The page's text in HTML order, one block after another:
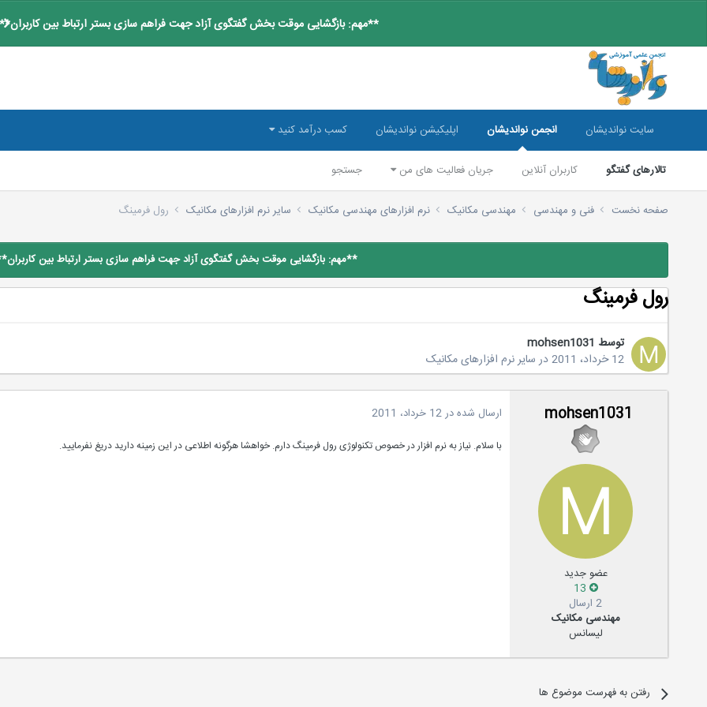
**مهم: بازگشایی موقت بخش گفتگوی آزاد جهت فراهم سازی بستر ارتباط بین کاربران**
سایت نواندیشان انجمن نواندیشان
تالارهای گفتگو کاربران آنلاین جریان فعالیت های من جستجو
اپلیکیشن نواندیشان کسب درآمد کنید
صفحه نخست فنی و مهندسی مهندسی مکانیک نرم افزارهای مهندسی مکانیک سایر نرم افزارهای مکانیک رول فرمینگ
**مهم: بازگشایی موقت بخش گفتگوی آزاد جهت فراهم سازی بستر ارتباط بین
رول فرمینگ
توسط mohsen1031
12 خرداد، 2011
درسایر نرم افزارهای مکانیک
mohsen1031
عضو جدید
2 ارسال
مهندسی مکانیک
لیسانس
ارسال شده در12 خرداد، 2011
با سلام. نیاز به نرم افزار در خصوص تکنولوژی رول فرمینگ دارم. خواهشا هرگونه اطلاعی در این زمینه دارید دریغ نفرمایید.
رفتن به فهرست موضوع ها